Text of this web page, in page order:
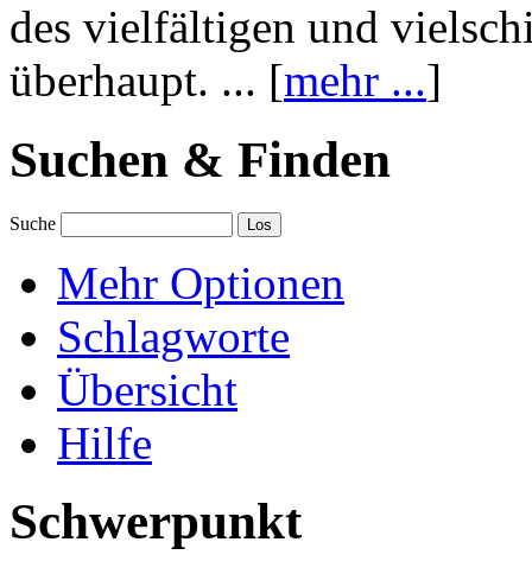
des vielfältigen und
überhaupt. ... [mehr ...]
Suchen & Finden
Suche
Mehr Optionen
Schlagworte
Übersicht
Hilfe
Schwerpunkt